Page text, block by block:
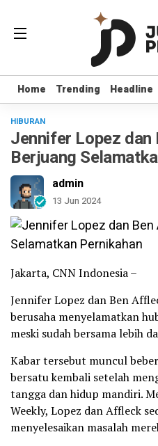
Home Trending Headline
Home Trending Headline
HIBURAN
Jennifer Lopez
Berjuang
admin
13 Jun 2024
Jakarta, CNN Indonesia –
Jennifer Lopez dan Ben
berusaha menyelamatkan
meski sudah bersama lebih
Kabar tersebut muncul
bersatu kembali setelah
tangga dan hidup mandiri.
Weekly, Lopez dan Affleck
menyelesaikan masalah